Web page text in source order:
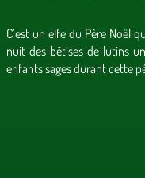
C’est un elfe du Père Noël
nuit des bêtises de lutins
enfants sages durant cette